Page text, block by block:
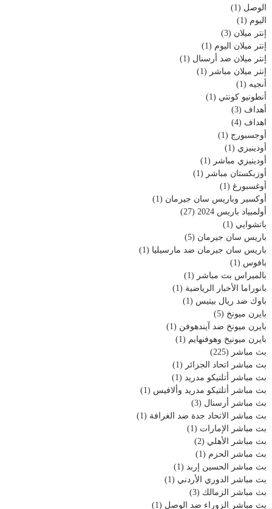
الوصل (1)
اليوم (1)
إنتر ميلان (3)
إنتر ميلان اليوم (1)
إنتر ميلان ضد أرسنال (1)
إنتر ميلان مباشر (1)
أنجيه (1)
أنطونيو كونتي (1)
أهداف (3)
اهداف (4)
أوجسبورج (1)
أودينيزي (1)
أودينيزي مباشر (1)
أوزبكستان مباشر (1)
أوغسبورغ (1)
أوكسير وباريس سان جيرمان (1)
أولمبياد باريس 2024
(27)
باتشوايي (1)
باريس سان جيرمان (5)
باريس سان جيرمان ضد مارسيليا (1)
بافوس (1)
بالميراس بث مباشر (1)
بانوراما الأخبار الرياضية (1)
باوك ضد ريال بيتيس (1)
بايرن ميونخ (5)
بايرن ميونخ ضد آيندهوفن (1)
بايرن ميونيخ وهوفنهايم (1)
بث مباشر (225)
بث مباشر اتحاد الجزائر (1)
بث مباشر أتلتيكو مدريد (1)
بث مباشر أتلتيكو مدريد وألافيس (1)
بث مباشر أرسنال (3)
بث مباشر الاتحاد جدة ضد الغرافة (1)
بث مباشر الإمارات (1)
بث مباشر الأهلي (2)
بث مباشر الحزم (1)
بث مباشر الحسين إربد (1)
بث مباشر الدوري الأردني (1)
بث مباشر الزمالك (3)
بث مباشر الزوراء ضد الوصل (1)